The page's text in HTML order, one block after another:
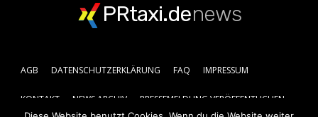
PRtaxi.denews
AGB DATENSCHUTZERKLÄRUNG FAQ IMPRESSUM
KONTAKT NEWS ARCHIV PRESSEMELDUNG VERÖFFENTLICHEN